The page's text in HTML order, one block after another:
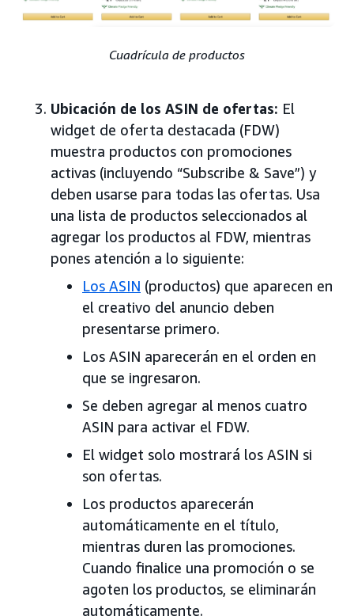
Cuadrícula de productos
Ubicación de los ASIN de ofertas: El
widget de oferta destacada (FDW)
muestra productos con promociones
activas (incluyendo “Subscribe & Save”) y
deben usarse para todas las ofertas. Usa
una lista de productos seleccionados al
agregar los productos al FDW, mientras
pones atención a lo siguiente:
Los ASIN (productos) que aparecen en
el creativo del anuncio deben
presentarse primero.
Los ASIN aparecerán en el orden en
que se ingresaron.
Se deben agregar al menos cuatro
ASIN para activar el FDW.
El widget solo mostrará los ASIN si
son ofertas.
Los productos aparecerán
automáticamente en el título,
mientras duren las promociones.
Cuando finalice una promoción o se
agoten los productos, se eliminarán
automáticamente.